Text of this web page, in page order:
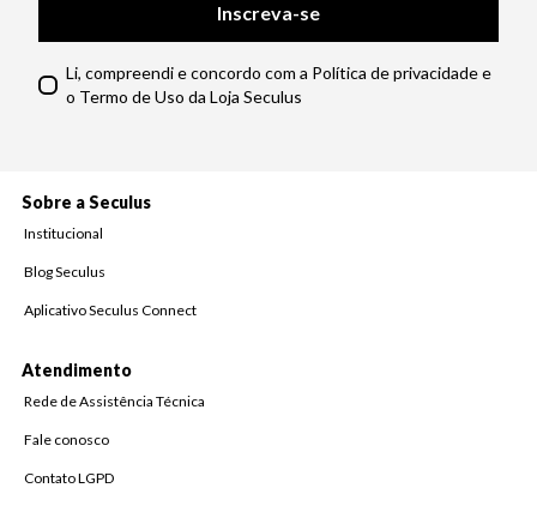
Inscreva-se
Li, compreendi e concordo com a Política de privacidade e
o Termo de Uso da Loja Seculus
Sobre a Seculus
Institucional
Blog Seculus
Aplicativo Seculus Connect
Atendimento
Rede de Assistência Técnica
Fale conosco
Contato LGPD